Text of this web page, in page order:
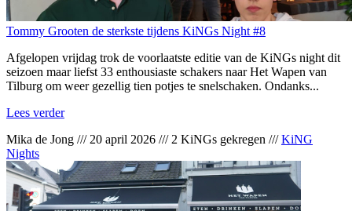
Mika de Jong
20 april 2026 2 KiNGs gekregen /// KiNG
Nights